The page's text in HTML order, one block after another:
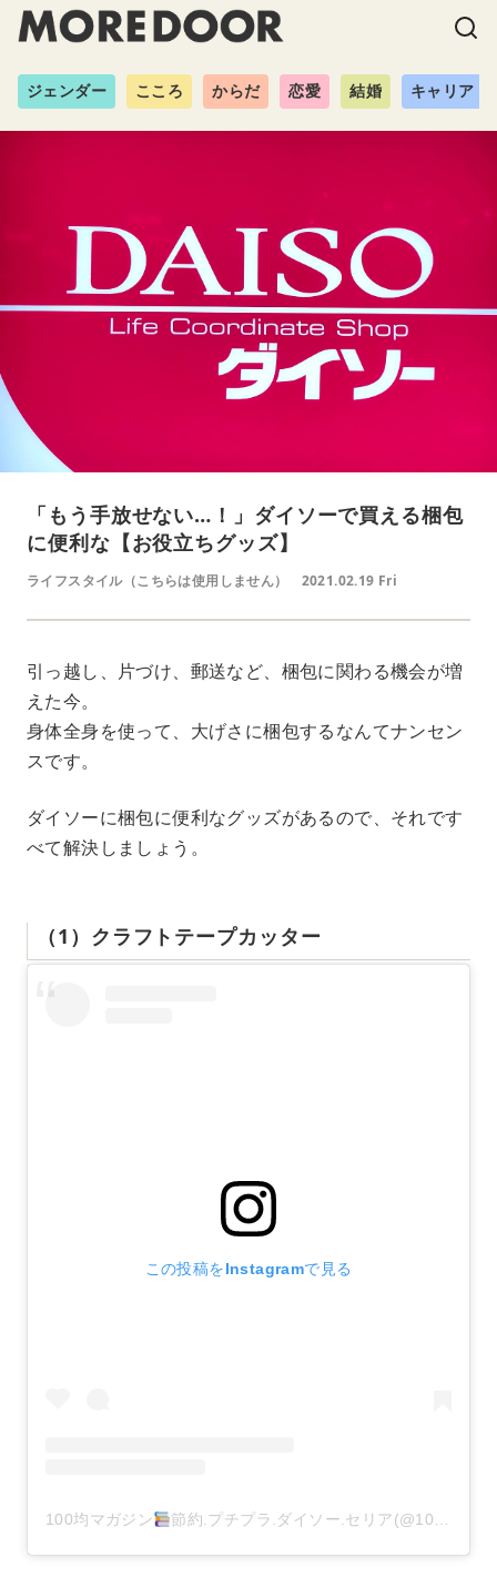
ジェンダー こころ からだ 恋愛 結婚 キャリア
「もう手放せない…！」ダイソーで買える梱包
に便利な【お役立ちグッズ】
ライフスタイル（こちらは使用しません） 2021.02.19 Fri
引っ越し、片づけ、郵送など、梱包に関わる機会が増
えた今。
身体全身を使って、大げさに梱包するなんてナンセン
スです。
ダイソーに梱包に便利なグッズがあるので、それです
べて解決しましょう。
（1）クラフトテープカッター
この投稿をInstagramで見る
100均マガジン 節約.プチプラ.ダイソー.セリア(@100kin_mag)がシェアした投稿